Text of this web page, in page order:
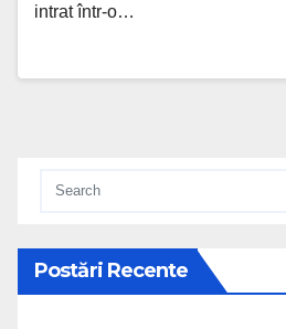
intrat într-o…
Postări Recente